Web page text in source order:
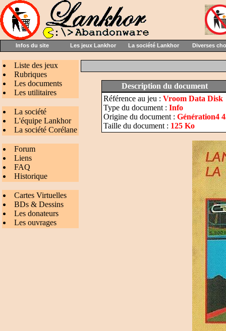
Infos du site Les jeux Lankhor La société Lankhor Diverses
Liste des jeux
Rubriques
Les documents
Les utilitaires
La société
L'équipe Lankhor
La société Corélane
Forum
Liens
FAQ
Historique
Cartes Virtuelles
BDs & Dessins
Les donateurs
Les ouvrages
Description du document
Référence au jeu : Vroom Data Disk
Type du document : Info
Origine du document : Génération4
Taille du document : 125 Ko